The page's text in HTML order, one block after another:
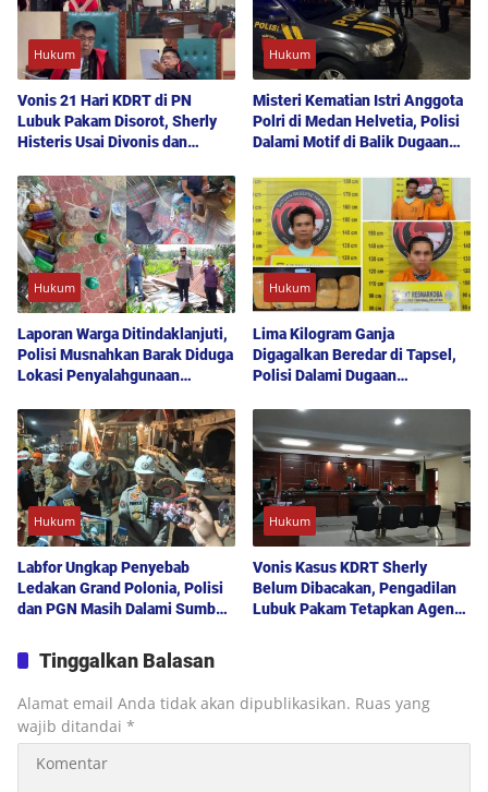
Hukum
Vonis 21 Hari KDRT di PN
Lubuk Pakam Disorot, Sherly
Histeris Usai Divonis dan
Hukum
Misteri Kematian Istri Anggota
Polri di Medan Helvetia, Polisi
Dalami Motif di Balik Dugaan
Hukum
Laporan Warga Ditindaklanjuti,
Polisi Musnahkan Barak Diduga
Lokasi Penyalahgunaan
Hukum
Lima Kilogram Ganja
Digagalkan Beredar di Tapsel,
Polisi Dalami Dugaan
Hukum
Labfor Ungkap Penyebab
Ledakan Grand Polonia, Polisi
dan PGN Masih Dalami Sumber
Hukum
Vonis Kasus KDRT Sherly
Belum Dibacakan, Pengadilan
Lubuk Pakam Tetapkan Agenda
Tinggalkan Balasan
Alamat email Anda tidak akan dipublikasikan. Ruas yang
wajib ditandai *